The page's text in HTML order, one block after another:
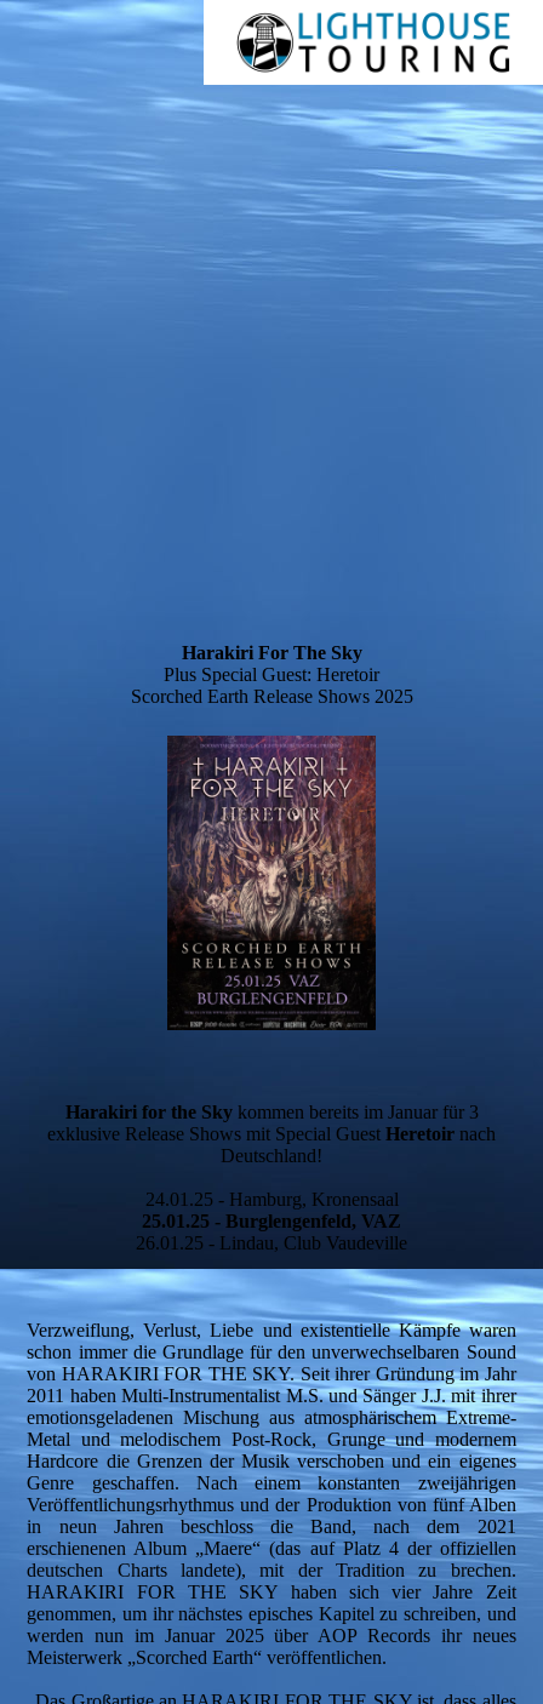
Harakiri For The Sky
Plus Special Guest: Heretoir
Scorched Earth Release Shows 2025
Harakiri for the Skykommen bereits im Januar für 3
exklusive Release Shows mit Special Guest Heretoir nach
Deutschland!
24.01.25 - Hamburg, Kronensaal
25.01.25 - Burglengenfeld, VAZ
26.01.25 - Lindau, Club Vaudeville
Verzweiflung, Verlust, Liebe und existentielle Kämpfe waren
schon immer die Grundlage für den unverwechselbaren Sound
von HARAKIRI FOR THE SKY. Seit ihrer Gründung im Jahr
2011 haben Multi-Instrumentalist M.S. und Sänger J.J. mit ihrer
emotionsgeladenen Mischung aus atmosphärischem Extreme-
Metal und melodischem Post-Rock, Grunge und modernem
Hardcore die Grenzen der Musik verschoben und ein eigenes
Genre geschaffen. Nach einem konstanten zweijährigen
Veröffentlichungsrhythmus und der Produktion von fünf Alben
in neun Jahren beschloss die Band, nach dem 2021
erschienenen Album „Maere“ (das auf Platz 4 der offiziellen
deutschen Charts landete), mit der Tradition zu brechen.
HARAKIRI FOR THE SKY haben sich vier Jahre Zeit
genommen, um ihr nächstes episches Kapitel zu schreiben, und
werden nun im Januar 2025 über AOP Records ihr neues
Meisterwerk „Scorched Earth“ veröffentlichen.